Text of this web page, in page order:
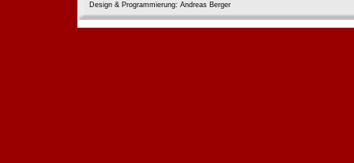
Design & Programmierung: Andreas Berger